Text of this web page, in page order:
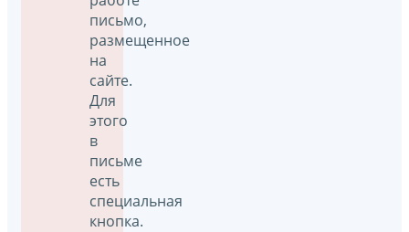
письмо,
размещенное
на
сайте.
Для
этого
в
письме
есть
специальная
кнопка.